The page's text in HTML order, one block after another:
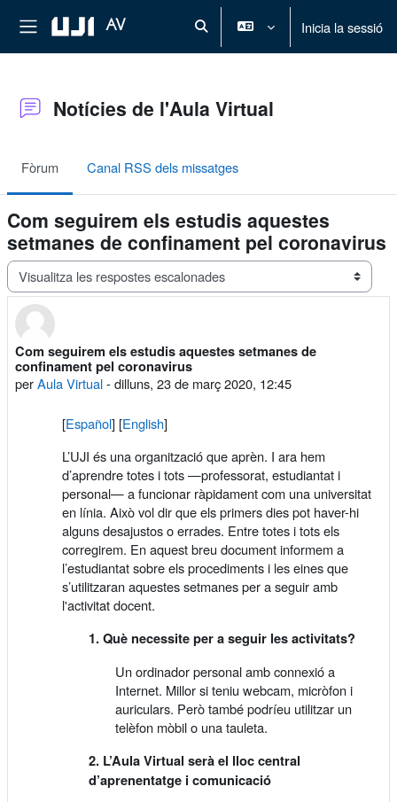
Panell lateral
AV Commuta l'entrada de la cerca
Inicia la sessió
Notícies de l'Aula Virtual
Fòrum Canal RSS dels missatges
Com seguirem els estudis aquestes
setmanes de confinament pel coronavirus
Mode de visualització
Com seguirem els estudis aquestes setmanes de
confinament pel coronavirus
perAula Virtual-dilluns, 23 de març 2020, 12:45
Nombre de respostes: 0
[Español] [English]
L’UJI és una organització que aprèn. I ara hem
d’aprendre totes i tots —professorat, estudiantat i
personal— a funcionar ràpidament com una universitat
en línia. Això vol dir que els primers dies pot haver-hi
alguns desajustos o errades. Entre totes i tots els
corregirem. En aquest breu document informem a
l’estudiantat sobre els procediments i les eines que
s’utilitzaran aquestes setmanes per a seguir amb
l'activitat docent.
1. Què necessite per a seguir les activitats?
Un ordinador personal amb connexió a
Internet. Millor si teniu webcam, micròfon i
auriculars. Però també podríeu utilitzar un
telèfon mòbil o una tauleta.
2. L’Aula Virtual serà el lloc central
d’aprenentatge i comunicació